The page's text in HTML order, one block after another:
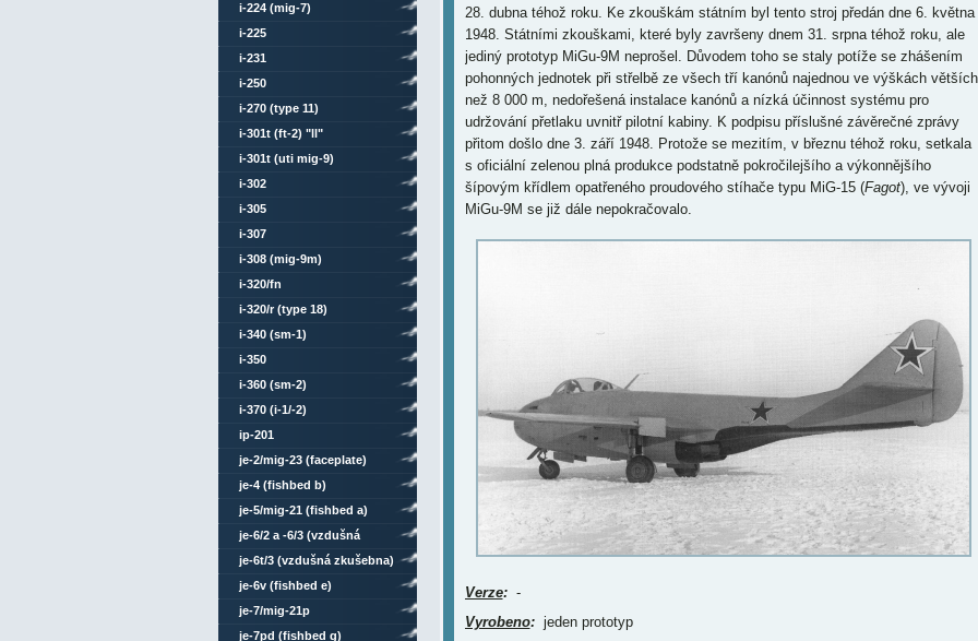
28. dubna téhož roku. Ke zkouškám státním byl tento stroj předán dne 6. května
1948. Státními zkouškami, které byly završeny dnem 31. srpna téhož roku, ale
jediný prototyp MiGu-9M neprošel. Důvodem toho se staly potíže se zhášením
pohonných jednotek při střelbě ze všech tří kanónů najednou ve výškách větších
než 8 000 m, nedořešená instalace kanónů a nízká účinnost systému pro
udržování přetlaku uvnitř pilotní kabiny. K podpisu příslušné závěrečné zprávy
přitom došlo dne 3. září 1948. Protože se mezitím, v březnu téhož roku, setkala
s oficiální zelenou plná produkce podstatně pokročilejšího a výkonnějšího
šípovým křídlem opatřeného proudového stíhače typu MiG-15 (Fagot), ve vývoji
MiGu-9M se již dále nepokračovalo.
Verze:-
Vyrobeno:jeden prototyp
i-224 (mig-7)
i-225
i-231
i-250
i-270 (type 11)
i-301t (ft-2) "ll"
i-301t (uti mig-9)
i-302
i-305
i-307
i-308 (mig-9m)
i-320/fn
i-320/r (type 18)
i-340 (sm-1)
i-350
i-360 (sm-2)
i-370 (i-1/-2)
ip-201
je-2/mig-23 (faceplate)
je-4 (fishbed b)
je-5/mig-21 (fishbed a)
je-6/2 a -6/3 (vzdušná
zkušebna)
je-6t/3 (vzdušná zkušebna)
je-6v (fishbed e)
je-7/mig-21p
je-7pd (fishbed g)